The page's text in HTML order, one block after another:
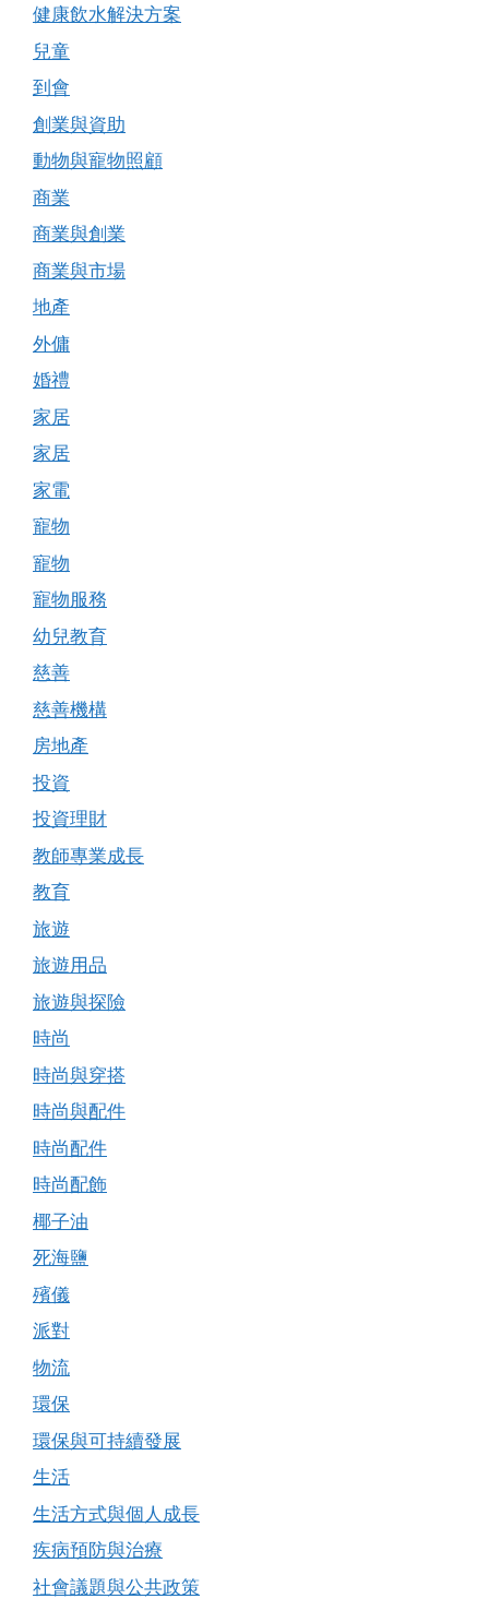
健康飲水解決方案
兒童
到會
創業與資助
動物與寵物照顧
商業
商業與創業
商業與市場
地產
外傭
婚禮
家居
家居
家電
寵物
寵物
寵物服務
幼兒教育
慈善
慈善機構
房地產
投資
投資理財
教師專業成長
教育
旅遊
旅遊用品
旅遊與探險
時尚
時尚與穿搭
時尚與配件
時尚配件
時尚配飾
椰子油
死海鹽
殯儀
派對
物流
環保
環保與可持續發展
生活
生活方式與個人成長
疾病預防與治療
社會議題與公共政策